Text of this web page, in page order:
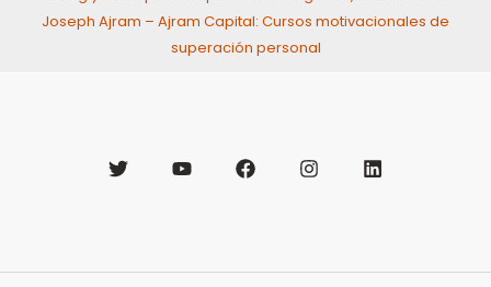
Joseph Ajram – Ajram Capital: Cursos motivacionales de
superación personal